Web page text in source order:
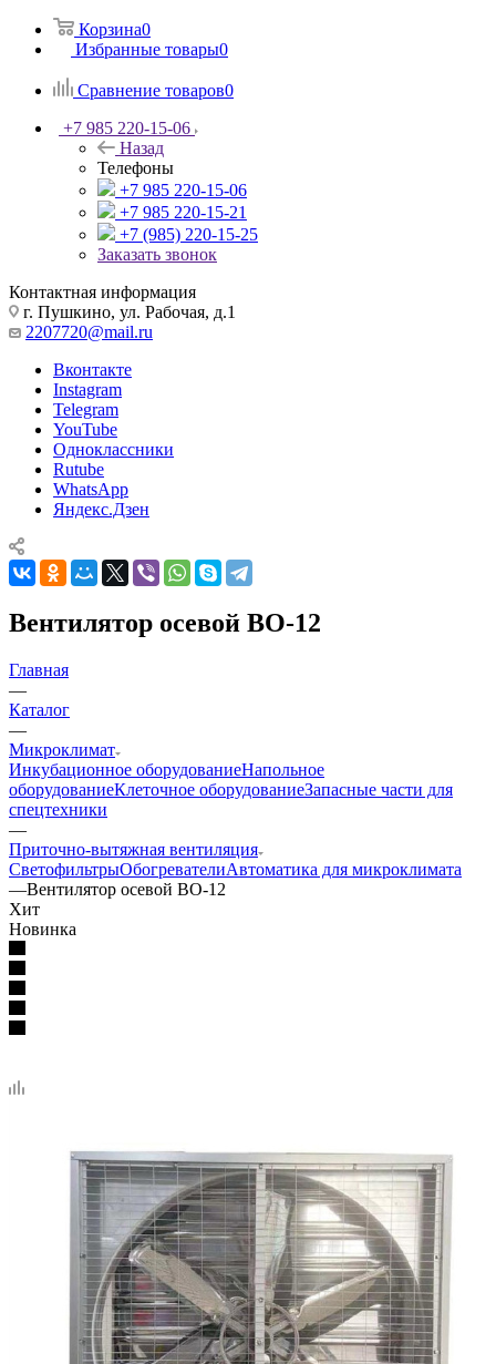
Корзина0
Избранные товары0
Сравнение товаров0
+7 985 220-15-06
Назад
Телефоны
+7 985 220-15-06
+7 985 220-15-21
+7 (985) 220-15-25
Заказать звонок
Контактная информация
г. Пушкино, ул. Рабочая, д.1
2207720@mail.ru
Вконтакте
Instagram
Telegram
YouTube
Одноклассники
Rutube
WhatsApp
Яндекс.Дзен
Вентилятор осевой ВО-12
Главная
—
Каталог
—
Микроклимат
Инкубационное оборудованиеНапольное
оборудованиеКлеточное оборудованиеЗапасные части для
спецтехники
—
Приточно-вытяжная вентиляция
СветофильтрыОбогревателиАвтоматика для микроклимата
—Вентилятор осевой ВО-12
Хит
Новинка